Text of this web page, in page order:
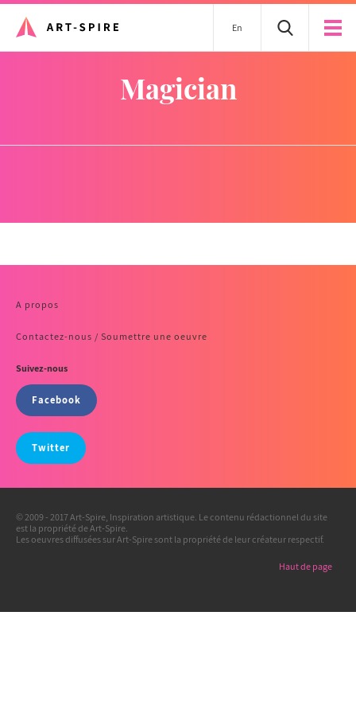
En
magician
A propos
Contactez-nous / Soumettre une oeuvre
Suivez-nous
Facebook
Twitter
© 2009 - 2017 Art-Spire, Inspiration artistique. Le contenu rédactionnel du site
est la propriété de Art-Spire.
Les oeuvres diffusées sur Art-Spire sont la propriété de leur créateur respectif.
Haut de page